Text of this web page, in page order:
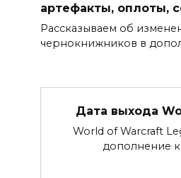
артефакты, оплоты,
Рассказываем об
чернокнижников в
Дата выхода
World of Warcraft
дополнение